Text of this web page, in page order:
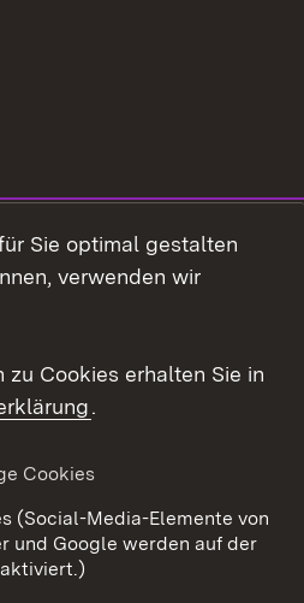
Datenschutz
Cookies
Sie optimal gestalten
verwenden wir
zu Cookies erhalten Sie in
.
Cookies
(Social-Media-Elemente von
und Google werden auf der